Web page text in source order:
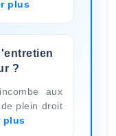
plus
?
aux
plein droit
plus